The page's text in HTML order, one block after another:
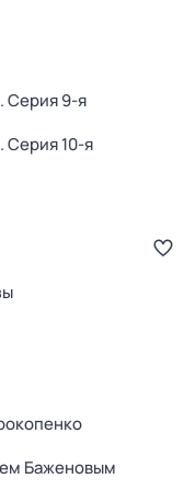
. Серия 9-я
. Серия 10-я
Баженовым